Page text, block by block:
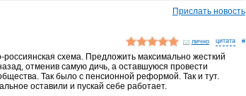
Прислать новость
лично #
схема. Предложить максимально жесткий
отменив самую дичь, а оставшуюся провести
Так было с пенсионной реформой. Так и тут.
оставили и пускай себе работает.